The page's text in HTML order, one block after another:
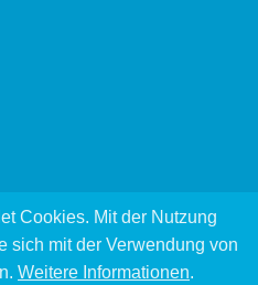
Cookies. Mit der Nutzung
sich mit der Verwendung von
Weitere Informationen.